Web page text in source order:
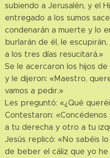
subiendo a Jerusalén, y el
entregado a los sumos
condenarán a muerte y lo
burlarán de él, le
a los tres días resucitará.»
Se le acercaron los hijos
y le dijeron: «Maestro,
vamos a pedir.»
Les preguntó: «¿Qué
Contestaron:
a tu derecha y otro a tu
Jesús replicó: «No sabéis
de beber el cáliz que yo